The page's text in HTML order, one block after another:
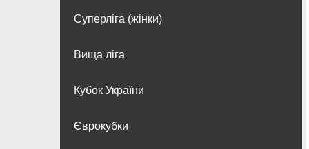
Суперліга (жінки)
Вища лiга
Кубок України
Єврокубки